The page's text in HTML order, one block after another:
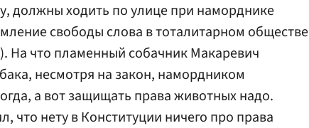
должны ходить по улице при наморднике
свободы слова в тоталитарном обществе
На что пламенный собачник Макаревич
несмотря на закон, намордником
а вот защищать права животных надо.
что нету в Конституции ничего про права